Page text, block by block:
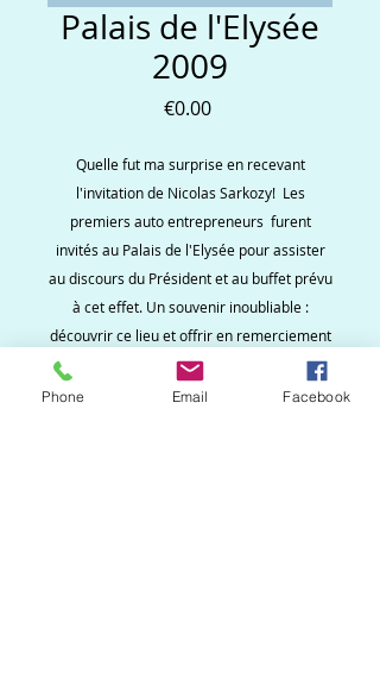
Palais de l'Elysée
2009
€0.00Price
Quelle fut ma surprise en recevant
l'invitation de Nicolas Sarkozy! Les
premiers auto entrepreneurs furent
invités au Palais de l'Elysée pour assister
au discours du Président et au buffet prévu
à cet effet. Un souvenir inoubliable :
découvrir ce lieu et offrir en remerciement
deux pochons.
Phone Email Facebook